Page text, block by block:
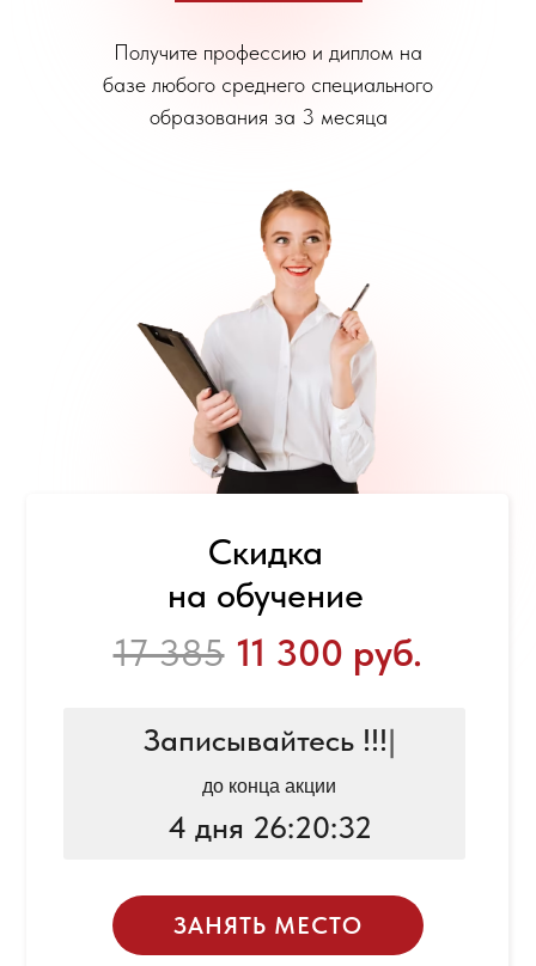
Получите профессию и диплом на
базе любого среднего специального
образования за 3 месяца
11 300 руб.
17 385
ЗАНЯТЬ МЕСТО
Скидка
на обучение
Записывайтесь !!!|
4 дня 26:20:32
до конца акции